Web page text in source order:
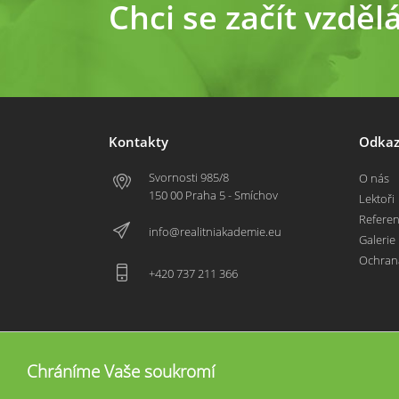
Chci se začít
Kontakty
Svornosti 985/8
150 00 Praha 5 - Smíchov
info@realitniakademie.eu
+420 737 211 366
O nás
Lektoři
Galerie
Chráníme Vaše soukromí